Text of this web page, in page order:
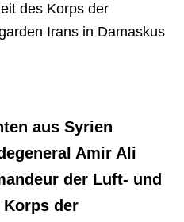
des Korps der
Irans in Damaskus
aus Syrien
Amir Ali
der Luft- und
Korps der